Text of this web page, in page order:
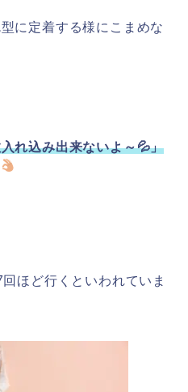
に定着する様にこまめな
れ込み出来ないよ～💦」
ほど行くといわれていま